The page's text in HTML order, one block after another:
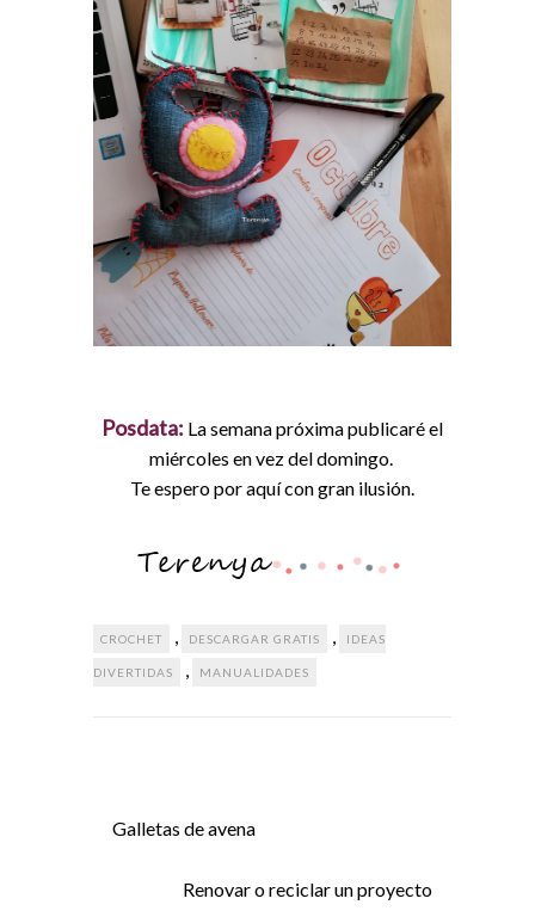
Posdata: La semana próxima publicaré el
miércoles en vez del domingo.
Te espero por aquí con gran ilusión.
CROCHET DESCARGAR GRATIS IDEAS
DIVERTIDAS MANUALIDADES
Galletas de avena
Renovar o reciclar un proyecto